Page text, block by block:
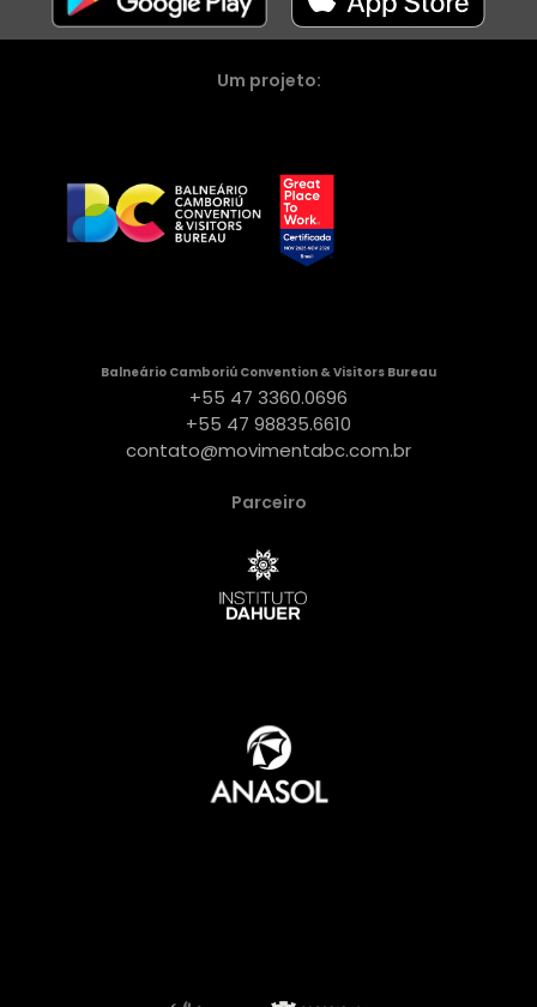
Um projeto:
Balneário Camboriú Convention & Visitors Bureau
+55 47 3360.0696
+55 47 98835.6610
contato@movimentabc.com.br
Parceiro